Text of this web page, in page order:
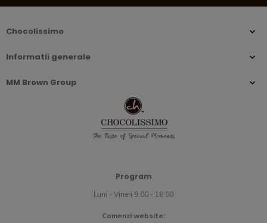
Chocolissimo
Informatii generale
MM Brown Group
Program
Luni - Vineri 9:00 - 18:00
Comenzi website: